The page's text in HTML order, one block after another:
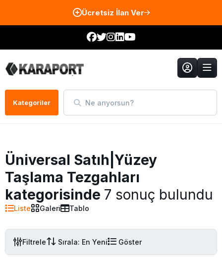
Ücretsiz İlan Ver
Kategoriler Ne arıyorsun?
Üniversal Satıh|Yüzey
Taşlama Tezgahları
kategorisinde 7 sonuç bulundu
Liste Galeri Tablo
Filtrele Sırala: En Yeni Göster